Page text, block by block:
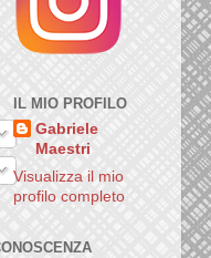
IL MIO PROFILO
Gabriele
Maestri
Visualizza il mio
profilo completo